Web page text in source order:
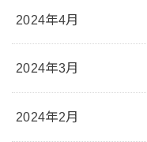
2024年4月
2024年3月
2024年2月